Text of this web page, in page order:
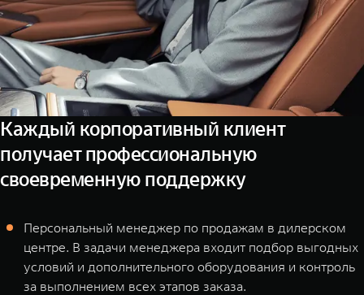
Каждый корпоративный клиент
получает профессиональную
своевременную поддержку
Персональный менеджер по продажам в дилерском
центре. В задачи менеджера входит подбор выгодных
условий и дополнительного оборудования и контроль
за выполнением всех этапов заказа.